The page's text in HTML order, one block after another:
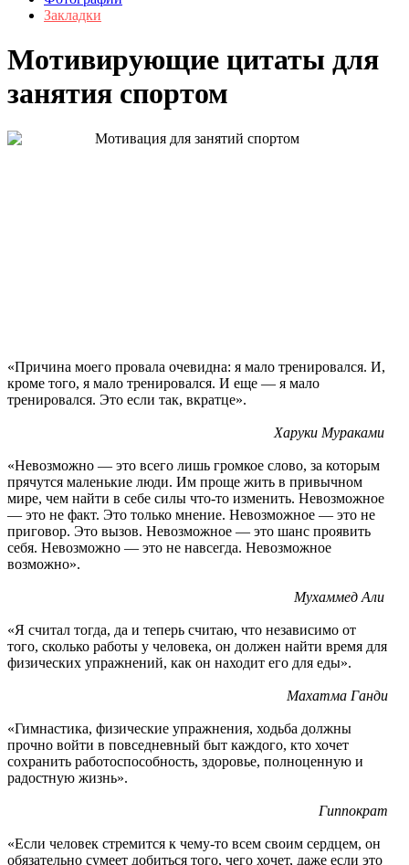
Закладки
Мотивирующие цитаты для
занятия спортом
«Причина моего провала очевидна: я мало тренировался. И,
кроме того, я мало тренировался. И еще — я мало
тренировался. Это если так, вкратце».
Харуки Мураками
«Невозможно — это всего лишь громкое слово, за которым
прячутся маленькие люди. Им проще жить в привычном
мире, чем найти в себе силы что-то изменить. Невозможное
— это не факт. Это только мнение. Невозможное — это не
приговор. Это вызов. Невозможное — это шанс проявить
себя. Невозможно — это не навсегда. Невозможное
возможно».
Мухаммед Али
«Я считал тогда, да и теперь считаю, что независимо от
того, сколько работы у человека, он должен найти время для
физических упражнений, как он находит его для еды».
Махатма Ганди
«Гимнастика, физические упражнения, ходьба должны
прочно войти в повседневный быт каждого, кто хочет
сохранить работоспособность, здоровье, полноценную и
радостную жизнь».
Гиппократ
«Если человек стремится к чему-то всем своим сердцем, он
обязательно сумеет добиться того, чего хочет, даже если это